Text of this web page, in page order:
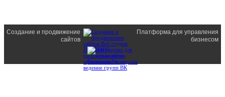
Создание и продвижение
сайтов
Платформа для управления
бизнесом